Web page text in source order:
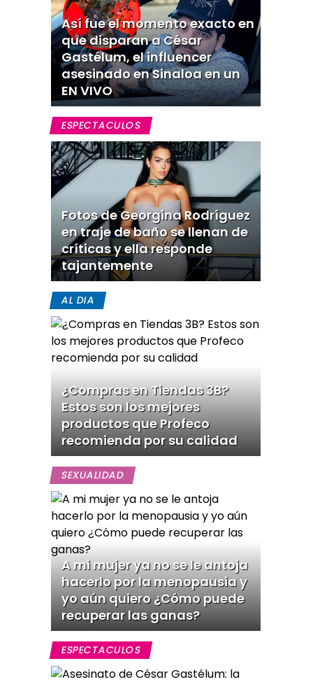
Así fue el momento exacto en
que disparan a César
Gastélum, el influencer
asesinado en Sinaloa en un
EN VIVO
ESPECTACULOS
Fotos de Georgina Rodríguez
en traje de baño se llenan de
críticas y ella responde
tajantemente
AL DIA
¿Compras en Tiendas 3B?
Estos son los mejores
productos que Profeco
recomienda por su calidad
SEXUALIDAD
A mi mujer ya no se le antoja
hacerlo por la menopausia y
yo aún quiero ¿Cómo puede
recuperar las ganas?
ESPECTACULOS